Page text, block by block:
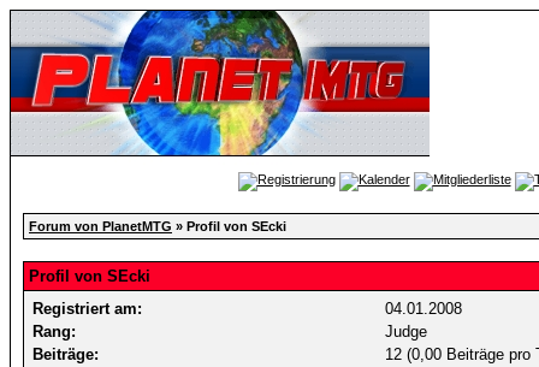
Forum von PlanetMTG » Profil von SEcki
Profil von SEcki
Registriert am:
04.01.2008
Rang:
Judge
Beiträge:
12 (0,00 Beiträge pro